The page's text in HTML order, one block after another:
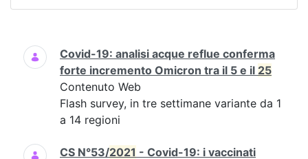
Ricerca
Covid-19: analisi acque reflue conferma
forte incremento Omicron tra il 5 e il 25
Contenuto Web
Flash survey, in tre settimane variante da 1
a 14 regioni
CS N°53/2021 - Covid-19: i vaccinati